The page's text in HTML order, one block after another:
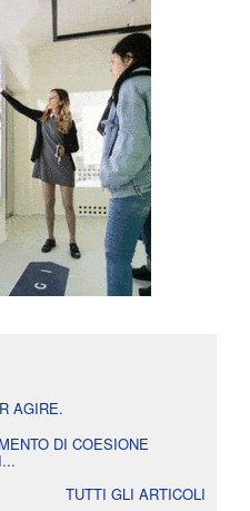
AGIRE.
DI COESIONE
TUTTI GLI ARTICOLI